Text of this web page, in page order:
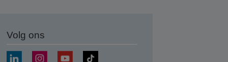
Volg ons